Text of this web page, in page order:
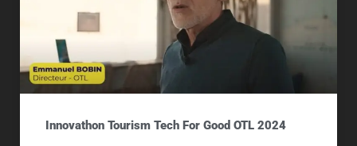
Innovathon Tourism Tech For Good OTL 2024